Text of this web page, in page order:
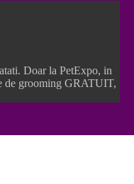
Doar la PetExpo, in
de grooming GRATUIT,